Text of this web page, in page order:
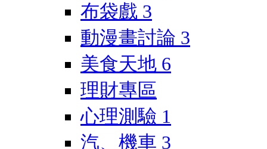
布袋戲 3
動漫畫討論 3
美食天地 6
理財專區
心理測驗 1
汽、機車 3